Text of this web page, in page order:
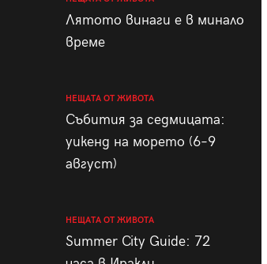
Лятото винаги е в минало
време
НЕЩАТА ОТ ЖИВОТА
Събития за седмицата:
уикенд на морето (6–9
август)
НЕЩАТА ОТ ЖИВОТА
Summer City Guide: 72
28